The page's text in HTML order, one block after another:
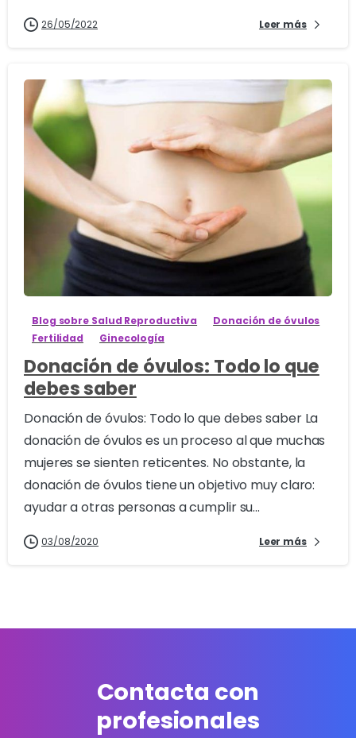
26/05/2022 Leer más
Blog sobre Salud Reproductiva
Donación de óvulos
Fertilidad
Ginecología
Donación de óvulos: Todo lo que
debes saber
Donación de óvulos: Todo lo que debes saber La
donación de óvulos es un proceso al que muchas
mujeres se sienten reticentes. No obstante, la
donación de óvulos tiene un objetivo muy claro:
ayudar a otras personas a cumplir su...
03/08/2020 Leer más
Contacta con
profesionales